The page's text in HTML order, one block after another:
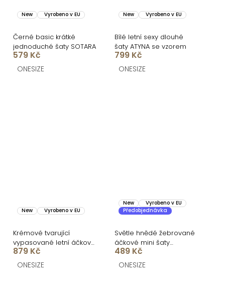
New Vyrobeno v EU
Černé basic krátké
jednoduché šaty SOTARA
579 Kč
ONESIZE
New Vyrobeno v EU
Bílé letní sexy dlouhé
šaty ATYNA se vzorem
799 Kč
ONESIZE
New Vyrobeno v EU
Krémové tvarující
vypasované letní áčkové
midi šaty VORTA
879 Kč
ONESIZE
New
Vyrobeno v EU
Předobjednávka
Světle hnědé žebrované
áčkové mini šaty
CASSYNE
489 Kč
ONESIZE